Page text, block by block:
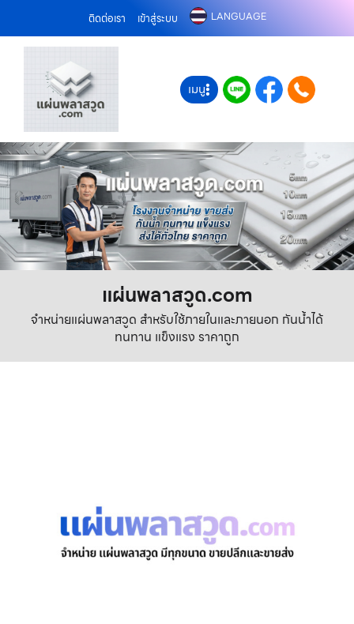
ติดต่อเรา เข้าสู่ระบบ LANGUAGE
เมนู
แผ่นพลาสวูด.com
จำหน่ายแผ่นพลาสวูด สำหรับใช้ภายในและภายนอก กันน้ำได้
ทนทาน แข็งแรง ราคาถูก